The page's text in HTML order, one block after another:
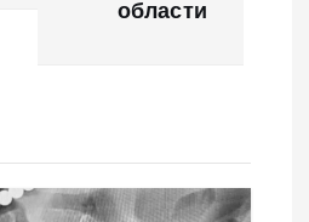
области